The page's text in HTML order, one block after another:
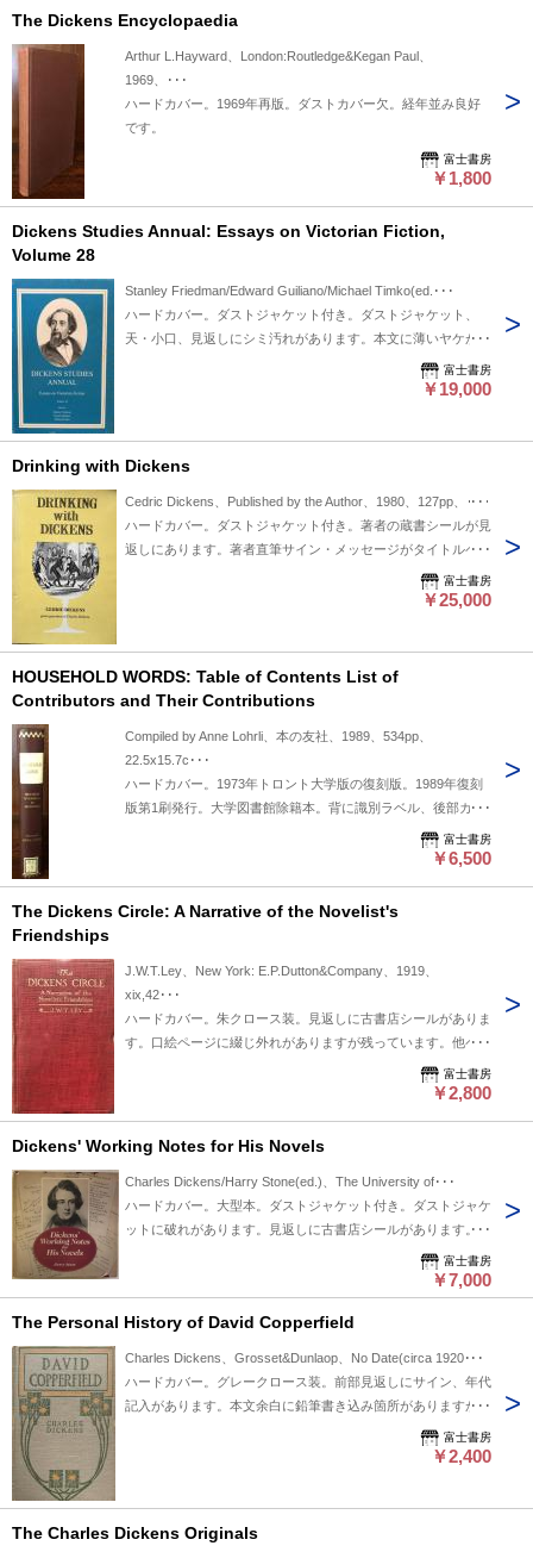
The Dickens Encyclopaedia
Arthur L.Hayward、London:Routledge&Kegan Paul、
1969、･･･
ハードカバー。1969年再版。ダストカバー欠。経年並み良好
です。
富士書房
￥1,800
Dickens Studies Annual: Essays on Victorian Fiction,
Volume 28
Stanley Friedman/Edward Guiliano/Michael Timko(ed.･･･
ハードカバー。ダストジャケット付き。ダストジャケット、
天・小口、見返しにシミ汚れがあります。本文に薄いヤケがあ
富士書房
￥19,000
Drinking with Dickens
Cedric Dickens、Published by the Author、1980、127pp、･･･
ハードカバー。ダストジャケット付き。著者の蔵書シールが見
返しにあります。著者直筆サイン・メッセージがタイトルペー
ジにあります。後部インデックスに書き込みがあります。天に
富士書房
￥25,000
HOUSEHOLD WORDS: Table of Contents List of
Contributors and Their Contributions
Compiled by Anne Lohrli、本の友社、1989、534pp、
22.5x15.7c･･･
ハードカバー。1973年トロント大学版の復刻版。1989年復刻
版第1刷発行。大学図書館除籍本。背に識別ラベル、後部カバ
ーに図書館ラベル、天にスタンプがあります。本文はきれいで
富士書房
￥6,500
The Dickens Circle: A Narrative of the Novelist's
Friendships
J.W.T.Ley、New York: E.P.Dutton&Company、1919、
xix,42･･･
ハードカバー。朱クロース装。見返しに古書店シールがありま
す。口絵ページに綴じ外れがありますが残っています。他ペー
ジは繋がっています。本文に鉛筆による線引き、マージン書き
込み箇所がありますが概して良好です。送料￥520～。
富士書房
￥2,800
Dickens' Working Notes for His Novels
Charles Dickens/Harry Stone(ed.)、The University of･･･
ハードカバー。大型本。ダストジャケット付き。ダストジャケ
ットに破れがあります。見返しに古書店シールがあります。本
体三方にシミ汚れがあります。本文はは良好です。本文に線引
きがありますが印刷されているものです。送料別途にかかりま
す。
富士書房
￥7,000
The Personal History of David Copperfield
Charles Dickens、Grosset&Dunlaop、No Date(circa 1920･･･
ハードカバー。グレークロース装。前部見返しにサイン、年代
記入があります。本文余白に鉛筆書き込み箇所がありますが古
富士書房
￥2,400
The Charles Dickens Originals